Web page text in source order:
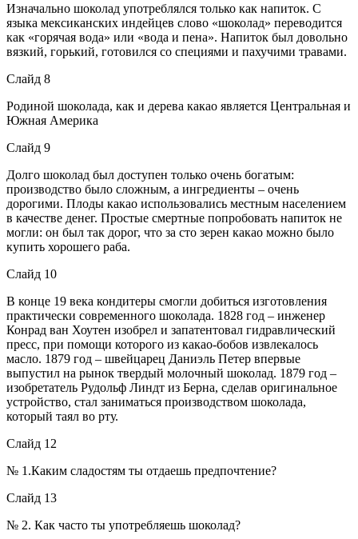
Изначально шоколад употреблялся только как напиток. С
языка мексиканских индейцев слово «шоколад» переводится
как «горячая вода» или «вода и пена». Напиток был довольно
вязкий, горький, готовился со специями и пахучими травами.
Слайд 8
Родиной шоколада, как и дерева какао является Центральная и
Южная Америка
Слайд 9
Долго шоколад был доступен только очень богатым:
производство было сложным, а ингредиенты – очень
дорогими. Плоды какао использовались местным населением
в качестве денег. Простые смертные попробовать напиток не
могли: он был так дорог, что за сто зерен какао можно было
купить хорошего раба.
Слайд 10
В конце 19 века кондитеры смогли добиться изготовления
практически современного шоколада. 1828 год – инженер
Конрад ван Хоутен изобрел и запатентовал гидравлический
пресс, при помощи которого из какао-бобов извлекалось
масло. 1879 год – швейцарец Даниэль Петер впервые
выпустил на рынок твердый молочный шоколад. 1879 год –
изобретатель Рудольф Линдт из Берна, сделав оригинальное
устройство, стал заниматься производством шоколада,
который таял во рту.
Слайд 12
№ 1.Каким сладостям ты отдаешь предпочтение?
Слайд 13
№ 2. Как часто ты употребляешь шоколад?